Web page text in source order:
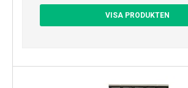
VISA PRODUKTEN